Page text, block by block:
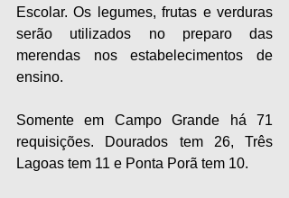
Escolar. Os legumes, frutas e verduras
serão utilizados no preparo das
merendas nos estabelecimentos de
ensino.
Somente em Campo Grande há 71
requisições. Dourados tem 26, Três
Lagoas tem 11 e Ponta Porã tem 10.